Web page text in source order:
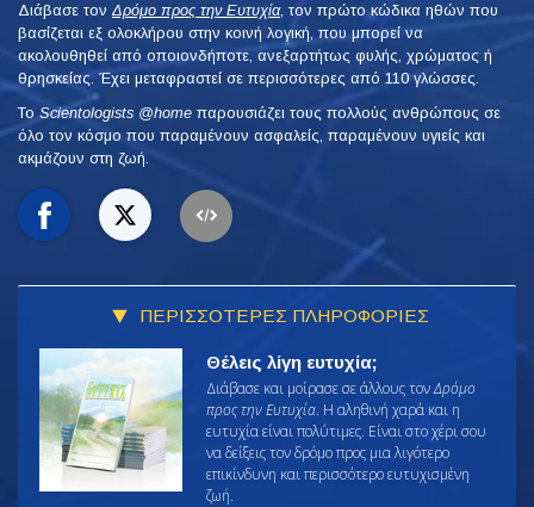
Διάβασε τονΔρόμο προς την Ευτυχία, τον πρώτο κώδικα ηθών που
βασίζεται εξ ολοκλήρου στην κοινή λογική, που μπορεί να
ακολουθηθεί από οποιονδήποτε, ανεξαρτήτως φυλής, χρώματος ή
θρησκείας. Έχει μεταφραστεί σε περισσότερες από 110 γλώσσες.
To Scientologists @home παρουσιάζει τους πολλούς ανθρώπους σε
όλο τον κόσμο που παραμένουν ασφαλείς, παραμένουν υγιείς και
ακμάζουν στη ζωή.
ΠΕΡΙΣΣΟΤΕΡΕΣ ΠΛΗΡΟΦΟΡΙΕΣ
Θέλεις λίγη ευτυχία;
Διάβασε και μοίρασε σε άλλους τονΔρόμο
προς την Ευτυχία. Η αληθινή χαρά και η
ευτυχία είναι πολύτιμες. Είναι στο χέρι σου
να δείξεις τον δρόμο προς μια λιγότερο
επικίνδυνη και περισσότερο ευτυχισμένη
ζωή.